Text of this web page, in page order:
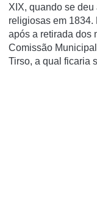
XIX, quando se
religiosas em 1834.
após a retirada dos
Comissão
Tirso, a qual ficaria